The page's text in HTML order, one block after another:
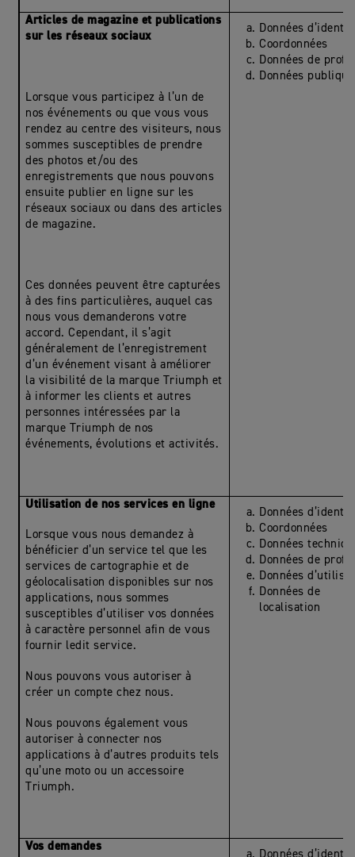
Articles de magazine et publications
sur les réseaux sociaux
Lorsque vous participez à l’un de
nos événements ou que vous vous
rendez au centre des visiteurs, nous
sommes susceptibles de prendre
des photos et/ou des
enregistrements que nous pouvons
ensuite publier en ligne sur les
réseaux sociaux ou dans des articles
de magazine.
Ces données peuvent être capturées
à des fins particulières, auquel cas
nous vous demanderons votre
accord. Cependant, il s’agit
généralement de l’enregistrement
d’un événement visant à améliorer
la visibilité de la marque Triumph et
à informer les clients et autres
personnes intéressées par la
marque Triumph de nos
événements, évolutions et activités.
Données
Coordonnées
Données de profil
Données
Utilisation de nos services en ligne
Lorsque vous nous demandez à
bénéficier d’un service tel que les
services de cartographie et de
géolocalisation disponibles sur nos
applications, nous sommes
susceptibles d’utiliser vos données
à caractère personnel afin de vous
fournir ledit service.
Nous pouvons vous autoriser à
créer un compte chez nous.
Nous pouvons également vous
autoriser à connecter nos
applications à d’autres produits tels
qu’une moto ou un accessoire
Triumph.
Données
Coordonnées
Données
Données de profil
Données
Données de
localisation
Vos demandes
Données